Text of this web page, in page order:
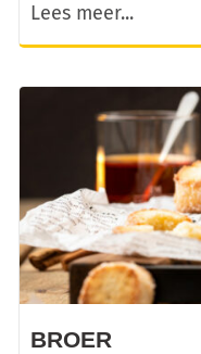
Lees meer...
BROER